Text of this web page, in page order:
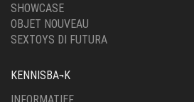
SHOWCASE
OBJET NOUVEAU
SEXTOYS DI FUTURA
KENNISBA¬K